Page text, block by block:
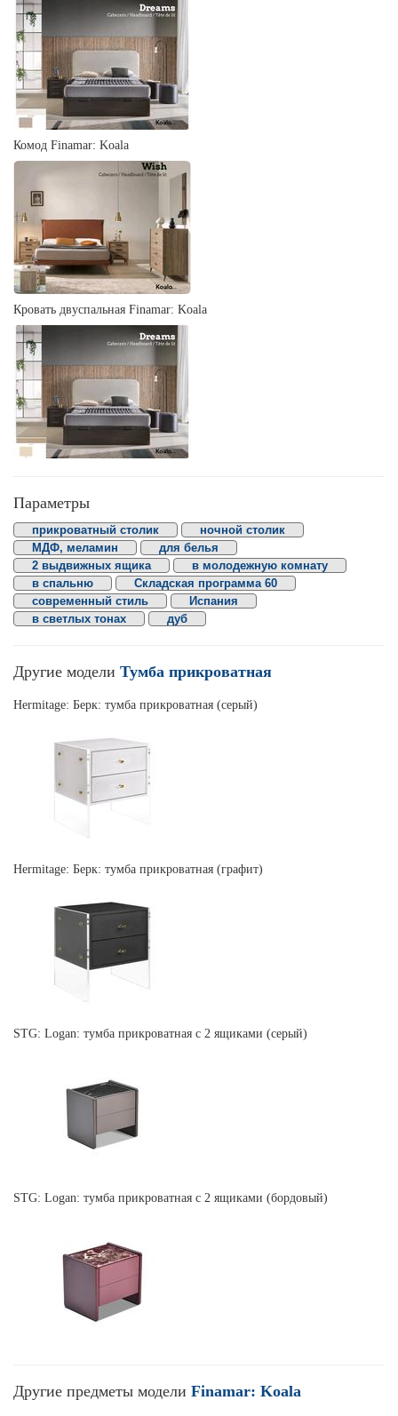
Комод Finamar: Koala
Кровать двуспальная Finamar: Koala
Параметры
прикроватный столик
ночной столик
МДФ, меламин
для белья
2 выдвижных ящика
в молодежную комнату
в спальню
Складская программа 60
современный стиль
Испания
в светлых тонах
дуб
Другие модели Тумба прикроватная
Hermitage: Берк: тумба прикроватная (серый)
Hermitage: Берк: тумба прикроватная (графит)
STG: Logan: тумба прикроватная с 2 ящиками (серый)
STG: Logan: тумба прикроватная с 2 ящиками (бордовый)
Другие предметы модели Finamar: Koala